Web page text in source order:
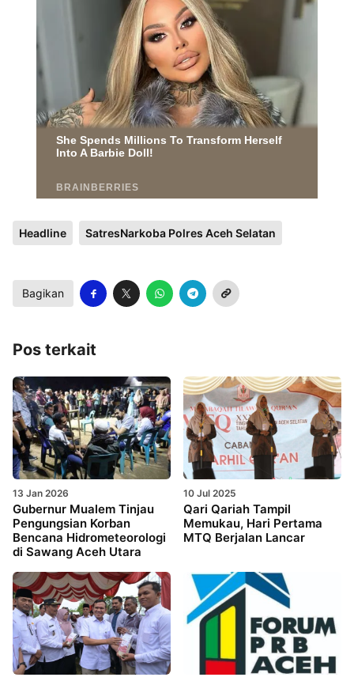
Headline SatresNarkoba Polres Aceh Selatan
Bagikan
Pos terkait
13 Jan 2026
Gubernur Mualem Tinjau
Pengungsian Korban
Bencana Hidrometeorologi
di Sawang Aceh Utara
10 Jul 2025
Qari Qariah Tampil
Memukau, Hari Pertama
MTQ Berjalan Lancar